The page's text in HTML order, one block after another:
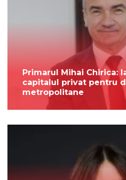
Primarul Mihai Chirica:
capitalul privat pentru
metropolitane